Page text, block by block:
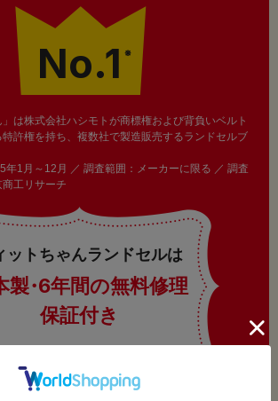
No.1 ※
は株式会社ハシモトが商標権および背負いベルト
許権を持ち、複数社で製造販売するランドセルブ
年1月～12月 ／ 調査範囲：メーカーに限る ／ 調査
工リサーチ
ットちゃんランドセルは
製・6年間の無料修理
保証付き